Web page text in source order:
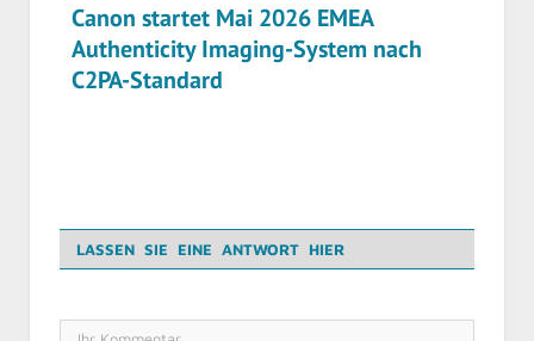
Canon startet Mai 2026 EMEA
Authenticity Imaging-System nach
C2PA-Standard
LASSEN SIE EINE ANTWORT HIER